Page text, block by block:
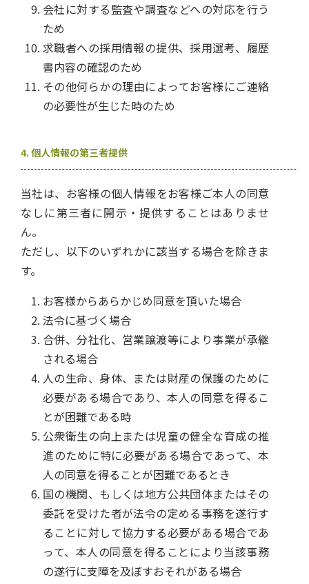
会社に対する監査や調査などへの対応を行う
ため
求職者への採用情報の提供、採用選考、履歴
書内容の確認のため
その他何らかの理由によってお客様にご連絡
の必要性が生じた時のため
4. 個人情報の第三者提供
当社は、お客様の個人情報をお客様ご本人の同意
なしに第三者に開示・提供することはありませ
ん。
ただし、以下のいずれかに該当する場合を除きま
す。
お客様からあらかじめ同意を頂いた場合
法令に基づく場合
合併、分社化、営業譲渡等により事業が承継
される場合
人の生命、身体、または財産の保護のために
必要がある場合であり、本人の同意を得るこ
とが困難である時
公衆衛生の向上または児童の健全な育成の推
進のために特に必要がある場合であって、本
人の同意を得ることが困難であるとき
国の機関、もしくは地方公共団体またはその
委託を受けた者が法令の定める事務を遂行す
ることに対して協力する必要がある場合であ
って、本人の同意を得ることにより当該事務
の遂行に支障を及ぼすおそれがある場合